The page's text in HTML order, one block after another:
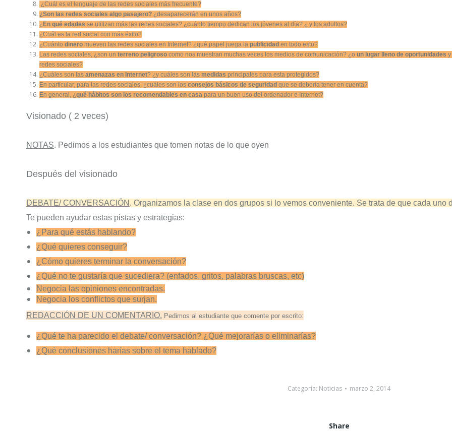
¿Cuál es el lenguaje de las redes sociales más frecuente?
¿Son las redes sociales algo pasajero? ¿desaparecerán en unos años?
¿En qué edades se utilizan más las redes sociales? ¿cuánto tiempo dedican los jóvenes al día? ¿ y los adultos?
¿Cuál es la red social con más éxito?
¿Cuántodinero mueven las redes sociales en Internet? ¿qué papel juega lapublicidaden todo esto?
Las redes sociales, ¿son unterreno peligroso como nos muestran muchas veces los medios de comunicación? ¿oun lugar lleno de oportunidades
redes sociales?
¿Cuáles son lasamenazas en Internet? ¿y cuáles son lasmedidas principales para esta protegidos?
En particular, para las redes sociales, ¿cuáles son losconsejos básicos de seguridadque se debería tener en cuenta?
En general, ¿qué hábitos son los recomendables en casa para un buen uso del ordenador e Internet?
Visionado ( 2 veces)
NOTAS. Pedimos a los estudiantes que tomen notas de lo que oyen
Después del visionado
DEBATE/ CONVERSACIÓN . Organizamos la clase en dos grupos si lo vemos conveniente. Se trata de que cada uno
Te pueden ayudar estas pistas y estrategias:
¿Para qué estás hablando?
¿Qué quieres conseguir?
¿Cómo quieres terminar la conversación?
¿Qué no te gustaría que sucediera? (enfados, gritos, palabras bruscas, etc)
Negocia las opiniones encontradas.
Negocia los conflictos que surjan.
REDACCIÓN DE UN COMENTARIO. Pedimos al estudiante que comente por escrito:
¿Qué te ha parecido el debate/ conversación? ¿Qué mejorarías o eliminarías?
¿Qué conclusiones harías sobre el tema hablado?
Categoría: Noticias marzo 2, 2014
Share